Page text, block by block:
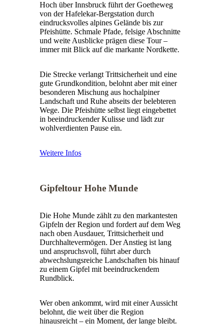
Hoch über Innsbruck führt der Goetheweg
von der Hafelekar-Bergstation durch
eindrucksvolles alpines Gelände bis zur
Pfeishütte. Schmale Pfade, felsige Abschnitte
und weite Ausblicke prägen diese Tour –
immer mit Blick auf die markante Nordkette.
Die Strecke verlangt Trittsicherheit und eine
gute Grundkondition, belohnt aber mit einer
besonderen Mischung aus hochalpiner
Landschaft und Ruhe abseits der belebteren
Wege. Die Pfeishütte selbst liegt eingebettet
in beeindruckender Kulisse und lädt zur
wohlverdienten Pause ein.
Weitere Infos
Gipfeltour Hohe Munde
Die Hohe Munde zählt zu den markantesten
Gipfeln der Region und fordert auf dem Weg
nach oben Ausdauer, Trittsicherheit und
Durchhaltevermögen. Der Anstieg ist lang
und anspruchsvoll, führt aber durch
abwechslungsreiche Landschaften bis hinauf
zu einem Gipfel mit beeindruckendem
Rundblick.
Wer oben ankommt, wird mit einer Aussicht
belohnt, die weit über die Region
hinausreicht – ein Moment, der lange bleibt.